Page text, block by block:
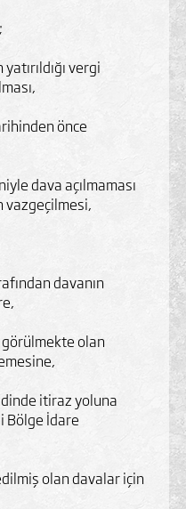
vergi
önce
dava açılmaması
vazgeçilmesi,
davanın
olan
itiraz yoluna
Bölge İdare
olan davalar için